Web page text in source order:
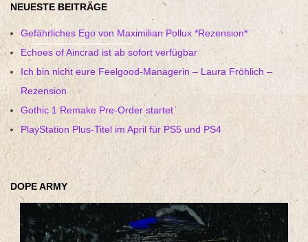
NEUESTE BEITRÄGE
Gefährliches Ego von Maximilian Pollux *Rezension*
Echoes of Aincrad ist ab sofort verfügbar
Ich bin nicht eure Feelgood-Managerin – Laura Fröhlich –
Rezension
Gothic 1 Remake Pre-Order startet
PlayStation Plus-Titel im April für PS5 und PS4
DOPE ARMY